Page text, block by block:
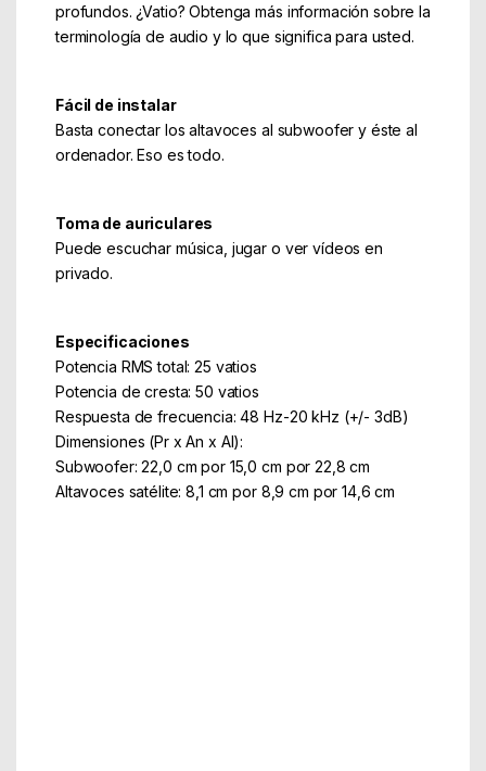
profundos. ¿Vatio? Obtenga más información sobre la
terminología de audio y lo que significa para usted.
Fácil de instalar
Basta conectar los altavoces al subwoofer y éste al
ordenador. Eso es todo.
Toma de auriculares
Puede escuchar música, jugar o ver vídeos en
privado.
Especificaciones
Potencia RMS total: 25 vatios
Potencia de cresta: 50 vatios
Respuesta de frecuencia: 48 Hz-20 kHz (+/- 3dB)
Dimensiones (Pr x An x Al):
Subwoofer: 22,0 cm por 15,0 cm por 22,8 cm
Altavoces satélite: 8,1 cm por 8,9 cm por 14,6 cm